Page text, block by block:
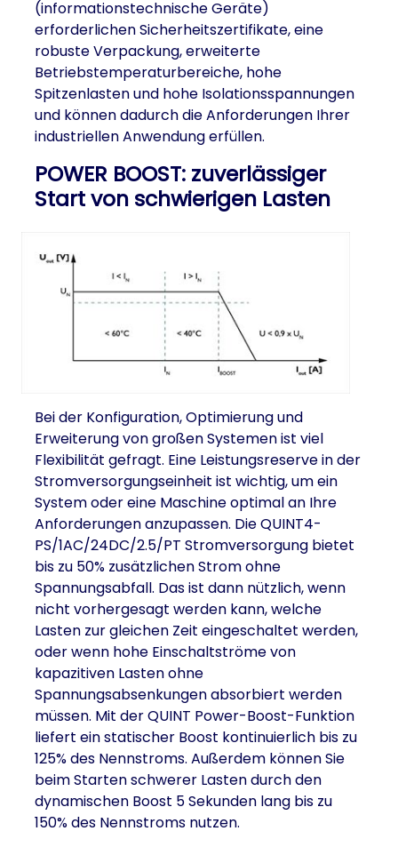
(informationstechnische Geräte)
erforderlichen Sicherheitszertifikate, eine
robuste Verpackung, erweiterte
Betriebstemperaturbereiche, hohe
Spitzenlasten und hohe Isolationsspannungen
und können dadurch die Anforderungen Ihrer
industriellen Anwendung erfüllen.
POWER BOOST: zuverlässiger
Start von schwierigen Lasten
Bei der Konfiguration, Optimierung und
Erweiterung von großen Systemen ist viel
Flexibilität gefragt. Eine Leistungsreserve in der
Stromversorgungseinheit ist wichtig, um ein
System oder eine Maschine optimal an Ihre
Anforderungen anzupassen. Die QUINT4-
PS/1AC/24DC/2.5/PT Stromversorgung bietet
bis zu 50% zusätzlichen Strom ohne
Spannungsabfall. Das ist dann nützlich, wenn
nicht vorhergesagt werden kann, welche
Lasten zur gleichen Zeit eingeschaltet werden,
oder wenn hohe Einschaltströme von
kapazitiven Lasten ohne
Spannungsabsenkungen absorbiert werden
müssen. Mit der QUINT Power-Boost-Funktion
liefert ein statischer Boost kontinuierlich bis zu
125% des Nennstroms. Außerdem können Sie
beim Starten schwerer Lasten durch den
dynamischen Boost 5 Sekunden lang bis zu
150% des Nennstroms nutzen.